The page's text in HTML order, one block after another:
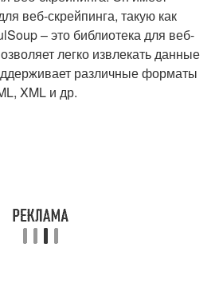
веб-скрейпинга, такую как
– это библиотека для веб-
легко извлекать данные
различные форматы
XML и др.